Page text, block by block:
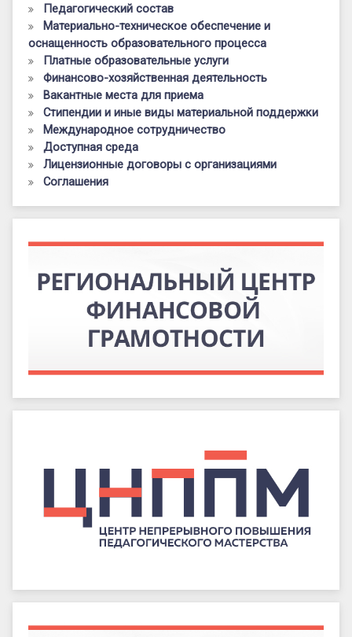
Педагогический состав
Материально-техническое обеспечение и
оснащенность образовательного процесса
Платные образовательные услуги
Финансово-хозяйственная деятельность
Вакантные места для приема
Стипендии и иные виды материальной поддержки
Международное сотрудничество
Доступная среда
Лицензионные договоры с организациями
Соглашения